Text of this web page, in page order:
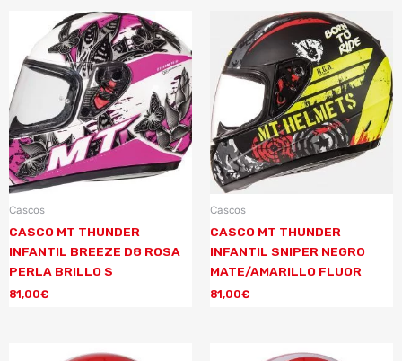
Cascos
CASCO MT THUNDER
INFANTIL BREEZE D8 ROSA
PERLA BRILLO S
81,00€
Cascos
CASCO MT THUNDER
INFANTIL SNIPER NEGRO
MATE/AMARILLO FLUOR
81,00€